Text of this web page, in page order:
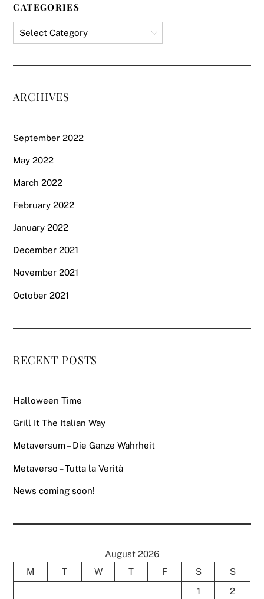
CATEGORIES
ARCHIVES
September 2022
May 2022
March 2022
February 2022
January 2022
December 2021
November 2021
October 2021
RECENT POSTS
Halloween Time
Grill It The Italian Way
Metaversum – Die Ganze Wahrheit
Metaverso – Tutta la Verità
News coming soon!
August 2026
M
T W T F S
S
1
2